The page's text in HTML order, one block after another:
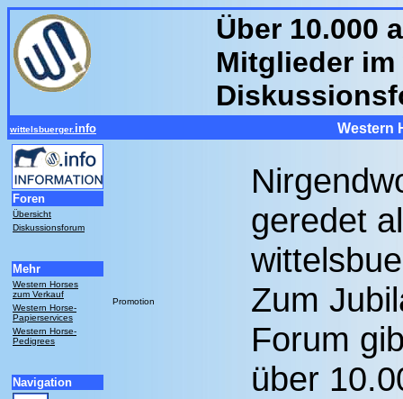
Über 10.000
Mitglieder
wittelsbuerger. info Western
Foren
Übersicht
Diskussionsforum
Mehr
Western Horses
zum Verkauf
Western Horse-
Papierservices
Western Horse-
Pedigrees
Navigation
Promotion
geredet
Zum
Forum
über